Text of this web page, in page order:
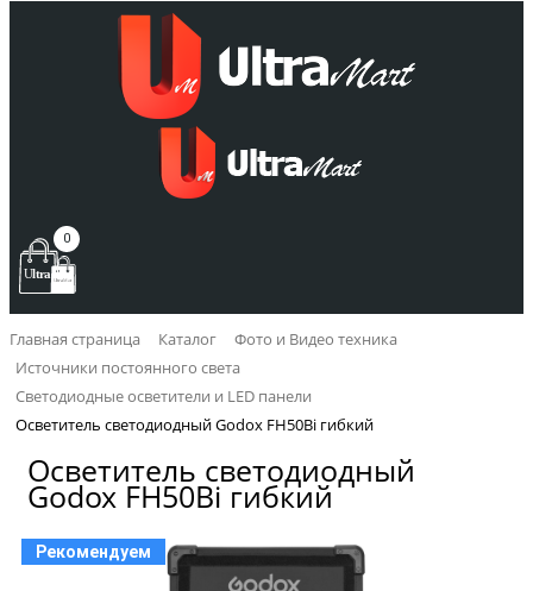
0
Главная страница Каталог
Фото и Видео техника
Источники постоянного света
Светодиодные осветители и LED панели
Осветитель светодиодный Godox FH50Bi гибкий
Осветитель светодиодный
Godox FH50Bi гибкий
Рекомендуем